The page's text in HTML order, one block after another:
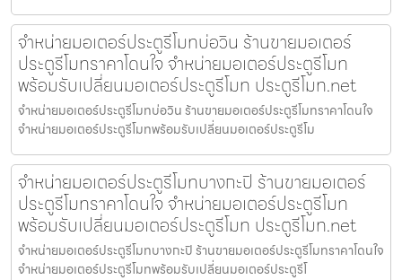
จำหน่ายมอเตอร์ประตูรีโมทบ่อวิน ร้านขายมอเตอร์
ประตูรีโมทราคาโดนใจ จำหน่ายมอเตอร์ประตูรีโมท
พร้อมรับเปลี่ยนมอเตอร์ประตูรีโมท ประตูรีโมท.net
จำหน่ายมอเตอร์ประตูรีโมทบ่อวิน ร้านขายมอเตอร์ประตูรีโมทราคาโดนใจ
จำหน่ายมอเตอร์ประตูรีโมทพร้อมรับเปลี่ยนมอเตอร์ประตูรีโม
จำหน่ายมอเตอร์ประตูรีโมทบางกะปิ ร้านขายมอเตอร์
ประตูรีโมทราคาโดนใจ จำหน่ายมอเตอร์ประตูรีโมท
พร้อมรับเปลี่ยนมอเตอร์ประตูรีโมท ประตูรีโมท.net
จำหน่ายมอเตอร์ประตูรีโมทบางกะปิ ร้านขายมอเตอร์ประตูรีโมทราคาโดนใจ
จำหน่ายมอเตอร์ประตูรีโมทพร้อมรับเปลี่ยนมอเตอร์ประตูรีโ